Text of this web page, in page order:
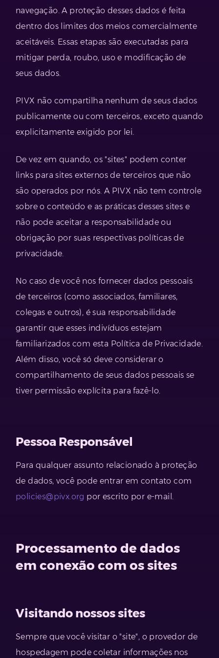
navegação. A proteção desses dados é feita
dentro dos limites dos meios comercialmente
aceitáveis. Essas etapas são executadas para
mitigar perda, roubo, uso e modificação de
seus dados.
PIVX não compartilha nenhum de seus dados
publicamente ou com terceiros, exceto quando
explicitamente exigido por lei.
De vez em quando, os "sites" podem conter
links para sites externos de terceiros que não
são operados por nós. A PIVX não tem controle
sobre o conteúdo e as práticas desses sites e
não pode aceitar a responsabilidade ou
obrigação por suas respectivas políticas de
privacidade.
No caso de você nos fornecer dados pessoais
de terceiros (como associados, familiares,
colegas e outros), é sua responsabilidade
garantir que esses indivíduos estejam
familiarizados com esta Política de Privacidade.
Além disso, você só deve considerar o
compartilhamento de seus dados pessoais se
tiver permissão explícita para fazê-lo.
Pessoa Responsável
Para qualquer assunto relacionado à proteção
de dados, você pode entrar em contato com
policies@pivx.org por escrito por e-mail.
Processamento de dados
em conexão com os sites
Visitando nossos sites
Sempre que você visitar o "site", o provedor de
hospedagem pode coletar informações nos